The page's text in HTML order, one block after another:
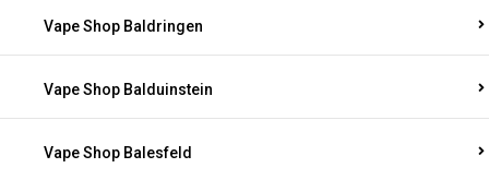
Vape Shop Baldringen
Vape Shop Balduinstein
Vape Shop Balesfeld